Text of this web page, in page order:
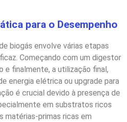
para o Desempenho
biogás envolve várias etapas
Começando com um digestor
e finalmente, a utilização final,
energia elétrica ou upgrade para
é crucial devido à presença de
em substratos ricos
matérias-primas ricas em